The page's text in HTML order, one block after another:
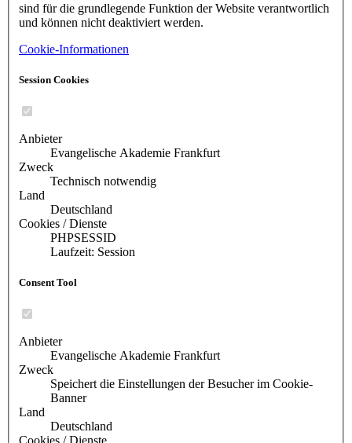
sind für die grundlegende Funktion der Website verantwortlich
und können nicht deaktiviert werden.
Cookie-Informationen
Session Cookies
Anbieter
Evangelische Akademie Frankfurt
Zweck
Technisch notwendig
Land
Deutschland
Cookies / Dienste
PHPSESSID
Laufzeit: Session
Consent Tool
Anbieter
Evangelische Akademie Frankfurt
Zweck
Speichert die Einstellungen der Besucher im Cookie-
Banner
Land
Deutschland